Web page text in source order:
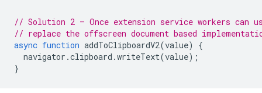
// Solution 2 – Once extension service workers can
// replace the offscreen document based
async function addToClipboardV2(value)
{
navigator .clipboard .writeText(value);
}